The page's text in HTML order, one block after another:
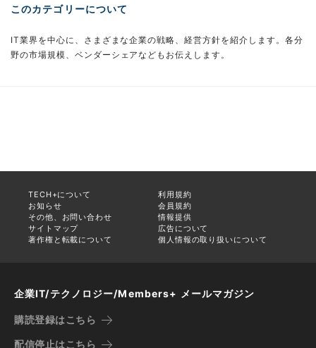
このカテゴリーについて
IT業界を中心に、さまざまな企業の戦略、経営方針を紹介します。各分
野の市場規模、ベンダーシェアなどもお伝えします。
TECH+について
利用規約
お知らせ
会員規約
その他、お問い合わせ
情報提供
サイトマップ
広告について
著作権と転載について
個人情報の取り扱いについて
企業IT/テクノロジー/Members+ メールマガジン
購読登録はこちら
配信停止はこちら